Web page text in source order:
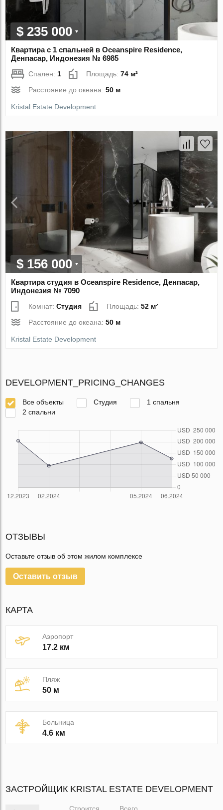
$ 235 000
Квартира с 1 спальней в Oceanspire Residence,
Денпасар, Индонезия № 6985
Спален: 1 Площадь:74 м²
Расстояние до океана:50 м
Kristal Estate Development
$ 156 000
Квартира студия в Oceanspire Residence, Денпасар,
Индонезия № 7090
Комнат:Студия Площадь:52 м²
Расстояние до океана:50 м
Kristal Estate Development
DEVELOPMENT_PRICING_CHANGES
Все объекты Студия
1 спальня
2 спальни
ОТЗЫВЫ
Оставьте отзыв об этом жилом комплексе
Оставить отзыв
КАРТА
Аэропорт
17.2 км
Пляж
50 м
Больница
4.6 км
ЗАСТРОЙЩИК KRISTAL ESTATE DEVELOPMENT
Строится Всего